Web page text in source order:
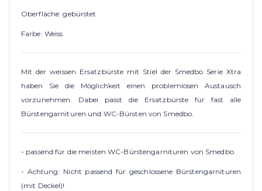
Oberfläche: gebürstet
Farbe: Weiss
Mit der weissen Ersatzbürste mit Stiel der Smedbo Serie Xtra
haben Sie die Möglichkeit einen problemlosen Austausch
vorzunehmen. Dabei passt die Ersatzbürste für fast alle
Bürstengarnituren und WC-Bürsten von Smedbo.
- passend für die meisten WC-Bürstengarnituren von Smedbo
- Achtung: Nicht passend für geschlossene Bürstengarnituren
(mit Deckel)!